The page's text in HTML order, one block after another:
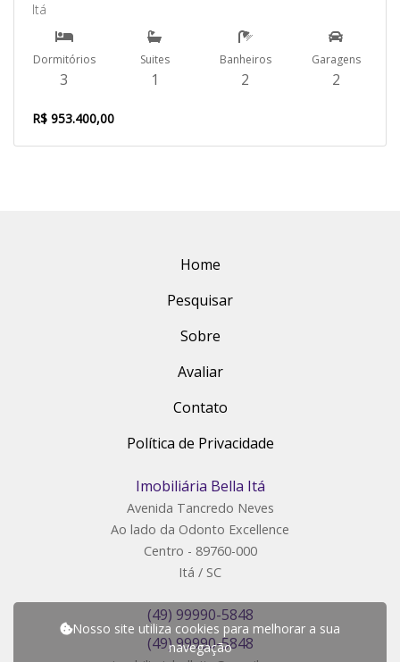
Itá
Dormitórios
3
Suites
1
Banheiros
2
Garagens
2
R$ 953.400,00
Nosso site utiliza cookies para melhorar a sua
navegação
Home
Pesquisar
Sobre
Avaliar
Contato
Política de Privacidade
Imobiliária Bella Itá
Avenida Tancredo Neves
Ao lado da Odonto Excellence
Centro - 89760-000
Itá / SC
(49) 99990-5848
(49) 99990-5848